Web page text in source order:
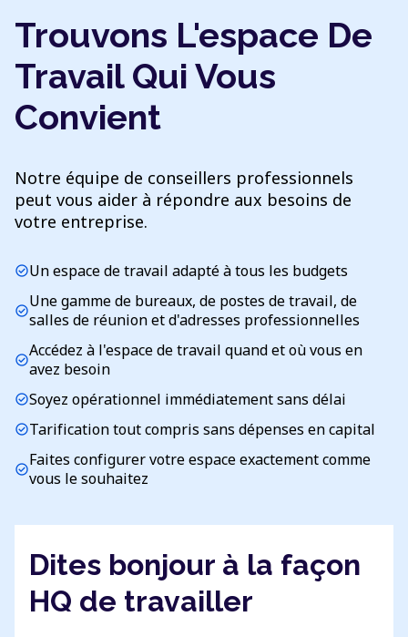
Trouvons L'espace De
Travail Qui Vous
Convient
Notre équipe de conseillers professionnels
peut vous aider à répondre aux besoins de
votre entreprise.
check_circleUn espace de travail adapté à tous les budgets
check_circleUne gamme de bureaux, de postes de travail, de
salles de réunion et d'adresses professionnelles
check_circleAccédez à l'espace de travail quand et où vous en
avez besoin
check_circleSoyez opérationnel immédiatement sans délai
check_circleTarification tout compris sans dépenses en capital
check_circleFaites configurer votre espace exactement comme
vous le souhaitez
Dites bonjour à la façon
HQ de travailler